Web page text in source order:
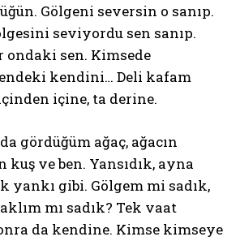
Gölgeni seversin o sanıp.
seviyordu sen sanıp.
ondaki sen. Kimsede
kendini… Deli kafam
içine, ta derine.
gördüğüm ağaç, ağacın
kuş ve ben. Yansıdık, ayna
yankı gibi. Gölgem mi sadık,
mı sadık? Tek vaat
da kendine. Kimse kimseye